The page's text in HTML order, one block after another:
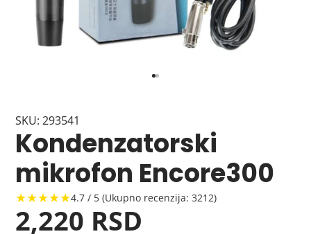
SKU: 293541
Kondenzatorski
mikrofon Encore300
★★★★★4.7 / 5 (Ukupno recenzija: 3212)
2,220 RSD